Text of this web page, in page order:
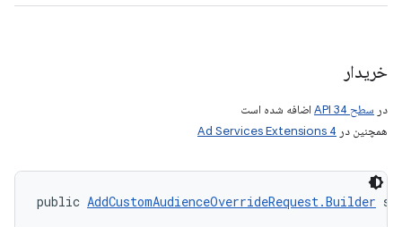
خریدار
در سطح API 34
اضافه شده است
همچنین در Ad Services Extensions 4
public AddCustomAudienceOverrideRequest.Builder